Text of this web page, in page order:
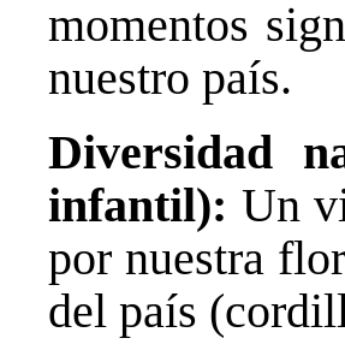
momentos
nuestro país.
Diversidad
infantil): Un
por nuestra
del país